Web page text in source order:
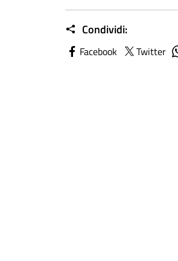
Condividi:
Facebook Twitter